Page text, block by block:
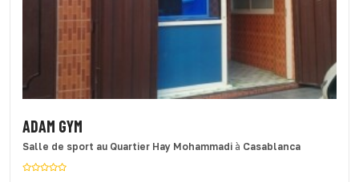
ADAM GYM
Salle de sport au Quartier Hay Mohammadi à Casablanca